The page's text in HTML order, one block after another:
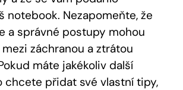
notebook. Nezapomeňte, že
a správné postupy mohou
záchranou a ztrátou
máte jakékoliv další
chcete přidat své vlastní tipy,